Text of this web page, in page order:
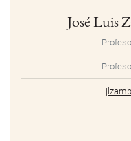
José Luis